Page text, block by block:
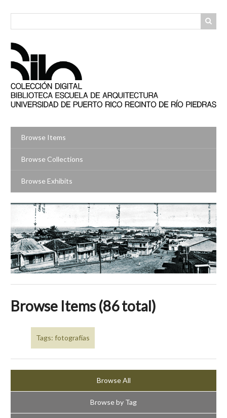
Browse Items
Browse Collections
Browse Exhibits
Browse Items (86 total)
Tags: fotografías
Browse All
Browse by Tag